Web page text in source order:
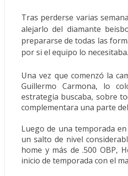
Tras perderse varias
alejarlo del diamante
prepararse de todas las
por si el equipo lo necesitaba.
Una vez que comenzó la
Guillermo Carmona, lo
estrategia buscaba, sobre
complementara una parte
Luego de una temporada
un salto de nivel
home y más de .500 OBP,
inicio de temporada con el